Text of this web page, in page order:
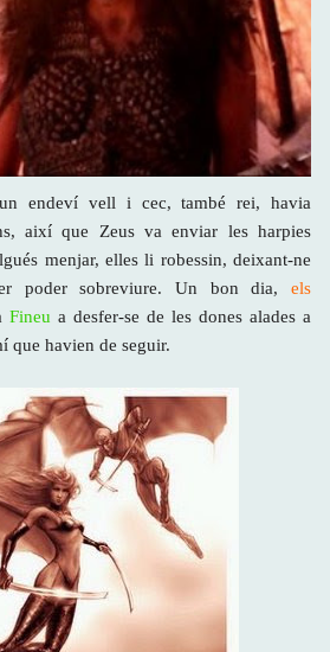
endeví vell i cec, també rei, havia
així que Zeus va enviar les harpies
menjar, elles li robessin, deixant-ne
poder sobreviure. Un bon dia, els
Fineu a desfer-se de les dones alades a
que havien de seguir.